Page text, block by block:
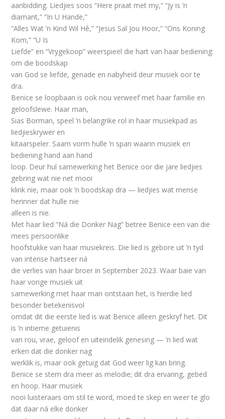
aanbidding. Liedjies soos “Here praat met my,” “Jy is ’n
diamant,” “In U Hande,”
“Alles Wat ’n Kind Wil Hê,” “Jesus Sal Jou Hoor,” “Ons Koning
Kom,” “U Is
Liefde” en “Vrygekoop” weerspieël die hart van haar bediening:
om die boodskap
van God se liefde, genade en nabyheid deur musiek oor te
dra.
Benice se loopbaan is ook nou verweef met haar familie en
geloofslewe. Haar man,
Sias Borman, speel ’n belangrike rol in haar musiekpad as
liedjieskrywer en
kitaarspeler. Saam vorm hulle ’n span waarin musiek en
bediening hand aan hand
loop. Deur hul samewerking het Benice oor die jare liedjies
gebring wat nie net mooi
klink nie, maar ook ’n boodskap dra — liedjies wat mense
herinner dat hulle nie
alleen is nie.
Met haar lied “Ná die Donker Nag” betree Benice een van die
mees persoonlike
hoofstukke van haar musiekreis. Die lied is gebore uit ’n tyd
van intense hartseer ná
die verlies van haar broer in September 2023. Waar baie van
haar vorige musiek uit
samewerking met haar man ontstaan het, is hierdie lied
besonder betekenisvol
omdat dit die eerste lied is wat Benice alleen geskryf het. Dit
is ’n intieme getuienis
van rou, vrae, geloof en uiteindelik genesing — ’n lied wat
erken dat die donker nag
werklik is, maar ook getuig dat God weer lig kan bring.
Benice se stem dra meer as melodie; dit dra ervaring, gebed
en hoop. Haar musiek
nooi luisteraars om stil te word, moed te skep en weer te glo
dat daar ná elke donker